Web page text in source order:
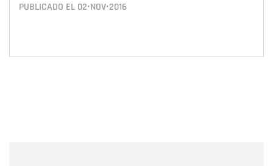
PUBLICADO EL 02•NOV•2016